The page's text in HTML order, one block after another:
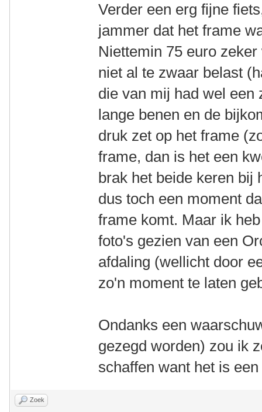
Verder een erg fijne
jammer dat het frame
Niettemin 75 euro
niet al te zwaar belast
die van mij had wel
lange benen en de
druk zet op het frame
frame, dan is het een
brak het beide keren bij
dus toch een moment
frame komt. Maar ik
foto's gezien van een
afdaling (wellicht door
zo'n moment te laten
Ondanks een
gezegd worden) zou ik
schaffen want het is
Zoek